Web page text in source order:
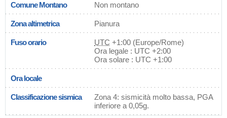
Comune Montano Non montano
Zona altimetrica Pianura
Fuso orario UTC +1:00 (Europe/Rome)
Ora legale : UTC +2:00
Ora solare : UTC +1:00
Ora locale
Classificazione sismica
Zona 4: sismicità molto bassa, PGA
inferiore a 0,05g.